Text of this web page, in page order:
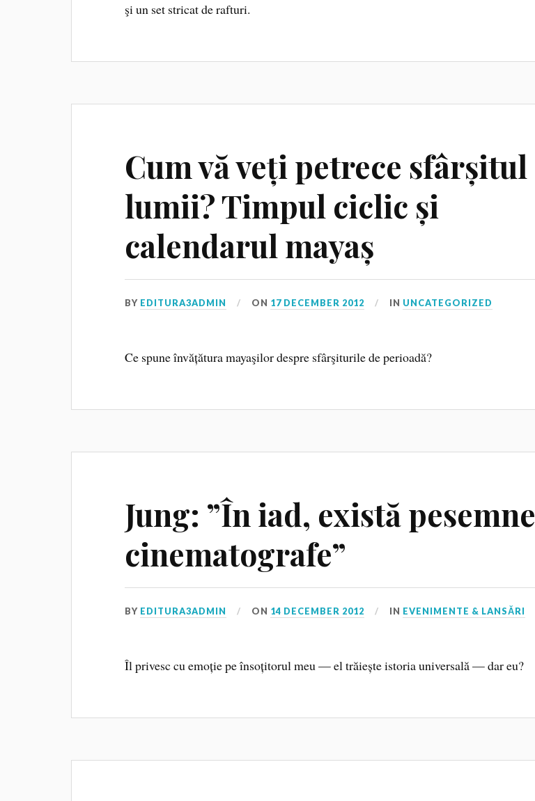
şi un set stricat de rafturi.
Cum vă veți petrece sfârșitul
lumii? Timpul ciclic și
calendarul mayaș
BY EDITURA3ADMIN ON 17 DECEMBER 2012 IN UNCATEGORIZED
Ce spune învățătura mayaşilor despre sfârşiturile de perioadă?
Jung: ”În iad, există pesemne
cinematografe”
BY EDITURA3ADMIN ON 14 DECEMBER 2012 IN EVENIMENTE & LANSĂRI
Îl privesc cu emoție pe însoțitorul meu — el trăiește istoria universală — dar eu?